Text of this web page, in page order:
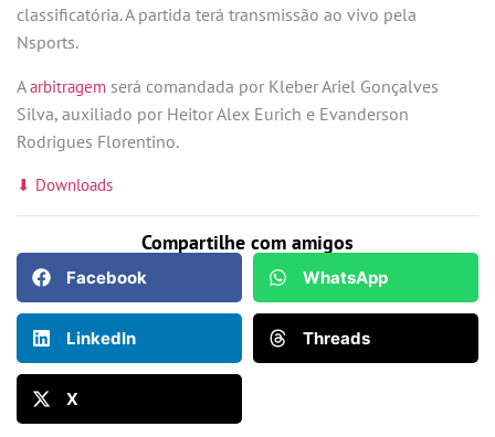
classificatória. A partida terá transmissão ao vivo pela
Nsports.
Aarbitragem será comandada por Kleber Ariel Gonçalves
Silva, auxiliado por Heitor Alex Eurich e Evanderson
Rodrigues Florentino.
⬇ Downloads
Compartilhe com amigos
Facebook WhatsApp
LinkedIn Threads
X